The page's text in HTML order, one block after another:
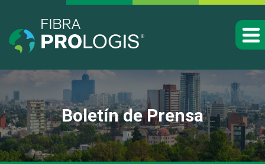
Boletín de Prensa